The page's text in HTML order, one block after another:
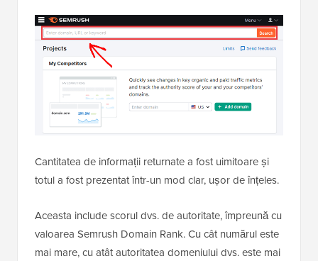
Cantitatea de informații returnate a fost uimitoare și
totul a fost prezentat într-un mod clar, ușor de înțeles.
Aceasta include scorul dvs. de autoritate, împreună cu
valoarea Semrush Domain Rank. Cu cât numărul este
mai mare, cu atât autoritatea domeniului dvs. este mai